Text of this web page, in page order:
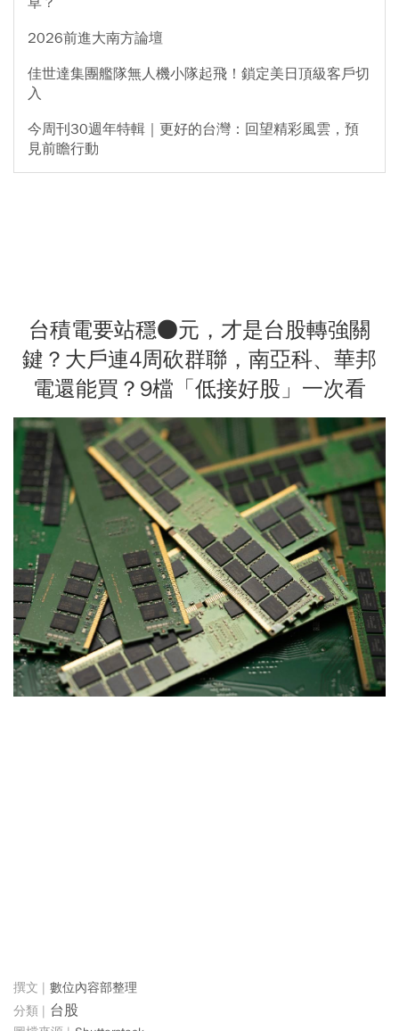
2026前進大南方論壇
佳世達集團艦隊無人機小隊起飛！鎖定美日頂級客戶切
入
今周刊30週年特輯｜更好的台灣：回望精彩風雲，預
見前瞻行動
台積電要站穩●元，才是台股轉強關
鍵？大戶連4周砍群聯，南亞科、華邦
電還能買？9檔「低接好股」一次看
數位內容部整理
台股